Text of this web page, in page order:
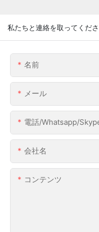
私たちと連絡を取ってくだ
名前
メール
電話/whatsapp/
会社名
コンテンツ